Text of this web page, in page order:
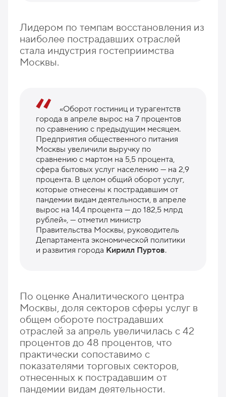
Лидером по темпам восстановления из
наиболее пострадавших отраслей
стала индустрия гостеприимства
Москвы.
«Оборот гостиниц и турагентств
города в апреле вырос на 7 процентов
по сравнению с предыдущим месяцем.
Предприятия общественного питания
Москвы увеличили выручку по
сравнению с мартом на 5,5 процента,
сфера бытовых услуг населению — на 2,9
процента. В целом общий оборот услуг,
которые отнесены к пострадавшим от
пандемии видам деятельности, в апреле
вырос на 14,4 процента — до 182,5 млрд
рублей», — отметил министр
Правительства Москвы, руководитель
Департамента экономической политики
и развития города Кирилл Пуртов.
По оценке Аналитического центра
Москвы, доля секторов сферы услуг в
общем обороте пострадавших
отраслей за апрель увеличилась с 42
процентов до 48 процентов, что
практически сопоставимо с
показателями торговых секторов,
отнесенных к пострадавшим от
пандемии видам деятельности.